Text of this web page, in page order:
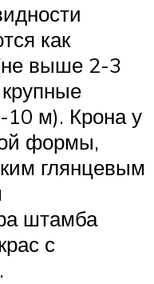
как
выше 2-3
10 м). Крона у
формы,
глянцевым
штамба
с